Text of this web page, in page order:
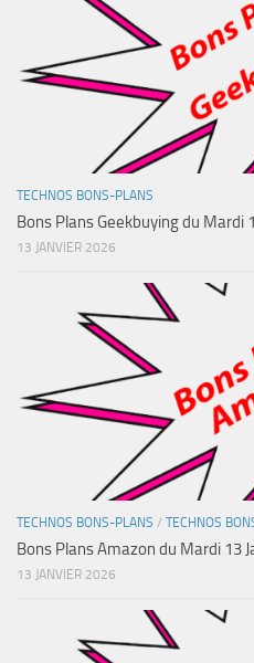
TECHNOS BONS-PLANS
Bons Plans Geekbuying du Mardi
13 JANVIER 2026
TECHNOS BONS-PLANS / TECHNOS
Bons Plans Amazon du Mardi 13
13 JANVIER 2026